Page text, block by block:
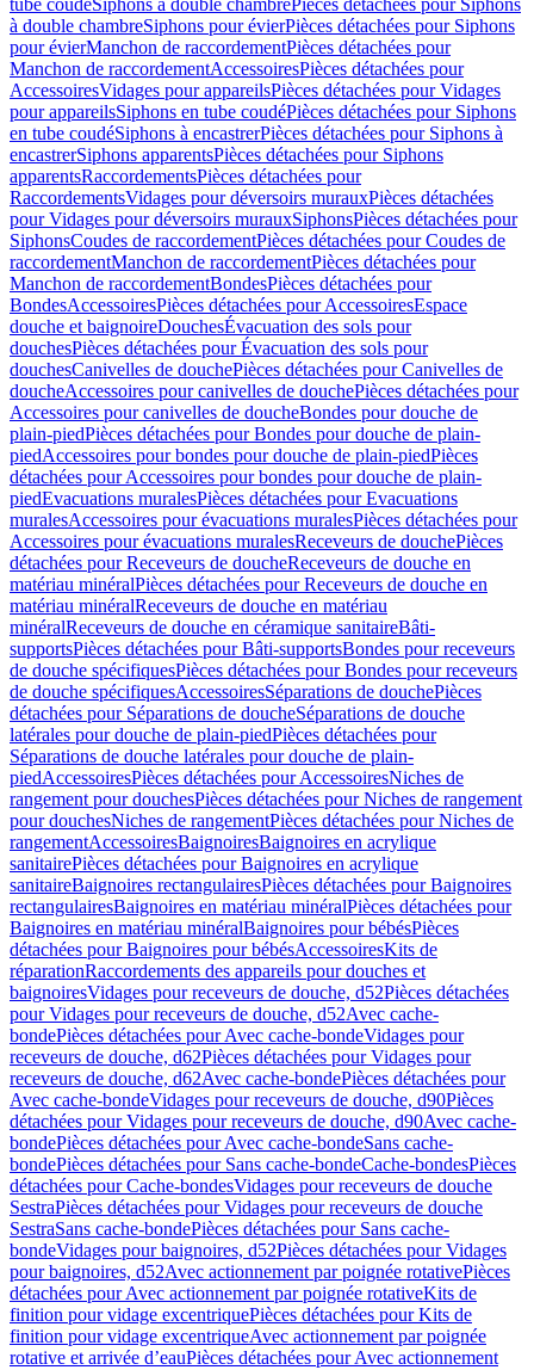
tube coudéSiphons à double chambrePièces détachées pour Siphons
à double chambreSiphons pour évierPièces détachées pour Siphons
pour évierManchon de raccordementPièces détachées pour
Manchon de raccordementAccessoiresPièces détachées pour
AccessoiresVidages pour appareilsPièces détachées pour Vidages
pour appareilsSiphons en tube coudéPièces détachées pour Siphons
en tube coudéSiphons à encastrerPièces détachées pour Siphons à
encastrerSiphons apparentsPièces détachées pour Siphons
apparentsRaccordementsPièces détachées pour
RaccordementsVidages pour déversoirs murauxPièces détachées
pour Vidages pour déversoirs murauxSiphonsPièces détachées pour
SiphonsCoudes de raccordementPièces détachées pour Coudes de
raccordementManchon de raccordementPièces détachées pour
Manchon de raccordementBondesPièces détachées pour
BondesAccessoiresPièces détachées pour AccessoiresEspace
douche et baignoireDouchesÉvacuation des sols pour
douchesPièces détachées pour Évacuation des sols pour
douchesCanivelles de douchePièces détachées pour Canivelles de
doucheAccessoires pour canivelles de douchePièces détachées pour
Accessoires pour canivelles de doucheBondes pour douche de
plain-piedPièces détachées pour Bondes pour douche de plain-
piedAccessoires pour bondes pour douche de plain-piedPièces
détachées pour Accessoires pour bondes pour douche de plain-
piedEvacuations muralesPièces détachées pour Evacuations
muralesAccessoires pour évacuations muralesPièces détachées pour
Accessoires pour évacuations muralesReceveurs de douchePièces
détachées pour Receveurs de doucheReceveurs de douche en
matériau minéralPièces détachées pour Receveurs de douche en
matériau minéralReceveurs de douche en matériau
minéralReceveurs de douche en céramique sanitaireBâti-
supportsPièces détachées pour Bâti-supportsBondes pour receveurs
de douche spécifiquesPièces détachées pour Bondes pour receveurs
de douche spécifiquesAccessoiresSéparations de douchePièces
détachées pour Séparations de doucheSéparations de douche
latérales pour douche de plain-piedPièces détachées pour
Séparations de douche latérales pour douche de plain-
piedAccessoiresPièces détachées pour AccessoiresNiches de
rangement pour douchesPièces détachées pour Niches de rangement
pour douchesNiches de rangementPièces détachées pour Niches de
rangementAccessoiresBaignoiresBaignoires en acrylique
sanitairePièces détachées pour Baignoires en acrylique
sanitaireBaignoires rectangulairesPièces détachées pour Baignoires
rectangulairesBaignoires en matériau minéralPièces détachées pour
Baignoires en matériau minéralBaignoires pour bébésPièces
détachées pour Baignoires pour bébésAccessoiresKits de
réparationRaccordements des appareils pour douches et
baignoiresVidages pour receveurs de douche, d52Pièces détachées
pour Vidages pour receveurs de douche, d52Avec cache-
bondePièces détachées pour Avec cache-bondeVidages pour
receveurs de douche, d62Pièces détachées pour Vidages pour
receveurs de douche, d62Avec cache-bondePièces détachées pour
Avec cache-bondeVidages pour receveurs de douche, d90Pièces
détachées pour Vidages pour receveurs de douche, d90Avec cache-
bondePièces détachées pour Avec cache-bondeSans cache-
bondePièces détachées pour Sans cache-bondeCache-bondesPièces
détachées pour Cache-bondesVidages pour receveurs de douche
SestraPièces détachées pour Vidages pour receveurs de douche
SestraSans cache-bondePièces détachées pour Sans cache-
bondeVidages pour baignoires, d52Pièces détachées pour Vidages
pour baignoires, d52Avec actionnement par poignée rotativePièces
détachées pour Avec actionnement par poignée rotativeKits de
finition pour vidage excentriquePièces détachées pour Kits de
finition pour vidage excentriqueAvec actionnement par poignée
rotative et arrivée d’eauPièces détachées pour Avec actionnement